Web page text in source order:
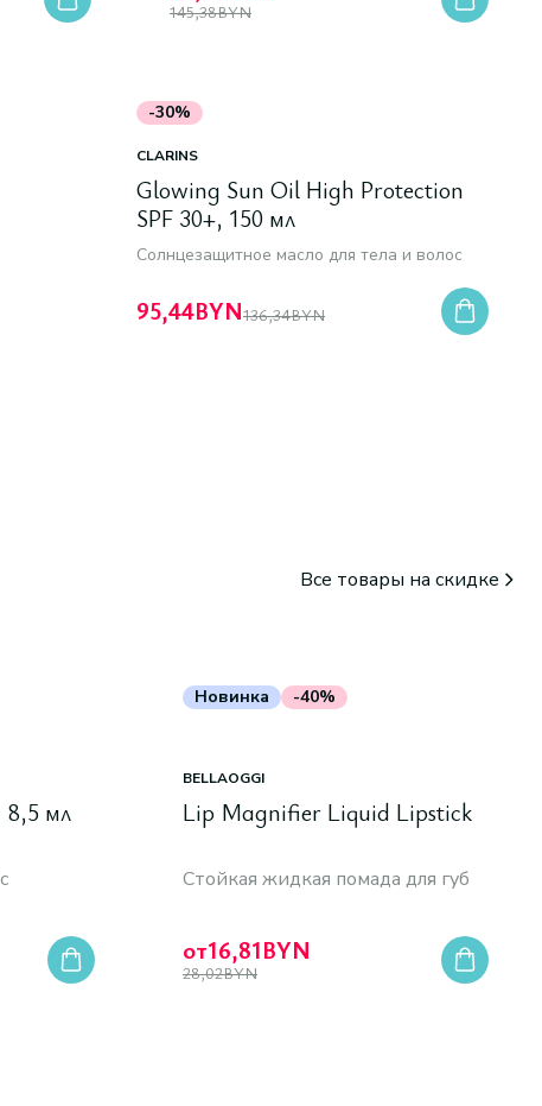
145,38BYN
-30%
CLARINS
Glowing Sun Oil High Protection
SPF 30+, 150 мл
Солнцезащитное масло для тела и волос
95,44BYN136,34BYN
Все товары на скидке
8,5 мл
Новинка -40%
BELLAOGGI
Lip Magnifier Liquid Lipstick
Стойкая жидкая помада для губ
от16,81BYN
28,02BYN